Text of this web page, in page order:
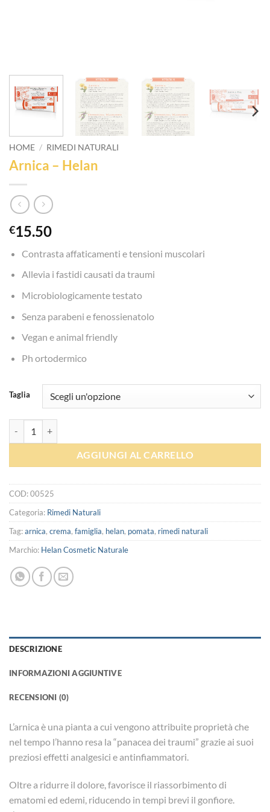
HOME / RIMEDI NATURALI
Arnica – Helan
€15.50
Contrasta affaticamenti e tensioni muscolari
Allevia i fastidi causati da traumi
Microbiologicamente testato
Senza parabeni e fenossienatolo
Vegan e animal friendly
Ph ortodermico
Taglia
AGGIUNGI AL CARRELLO
COD:00525
Categoria: Rimedi Naturali
Tag:arnica, crema, famiglia, helan, pomata, rimedi naturali
Marchio: Helan Cosmetic Naturale
DESCRIZIONE
INFORMAZIONI AGGIUNTIVE
RECENSIONI (0)
L’arnica è una pianta a cui vengono attribuite proprietà che
nel tempo l’hanno resa la “panacea dei traumi” grazie ai suoi
preziosi effetti analgesici e antinfiammatori.
Oltre a ridurre il dolore, favorisce il riassorbimento di
ematomi ed edemi, riducendo in tempi brevi il gonfiore.